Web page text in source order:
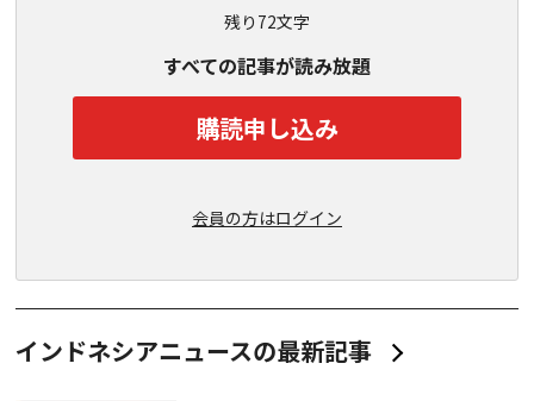
残り72文字
すべての記事が読み放題
購読申し込み
会員の方はログイン
インドネシアニュースの最新記事